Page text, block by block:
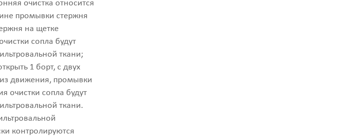
очистка относится
промывки стержня
на щетке
сопла будут
ткани;
1 борт, с двух
движения, промывки
очистки сопла будут
ткани.
контролируются